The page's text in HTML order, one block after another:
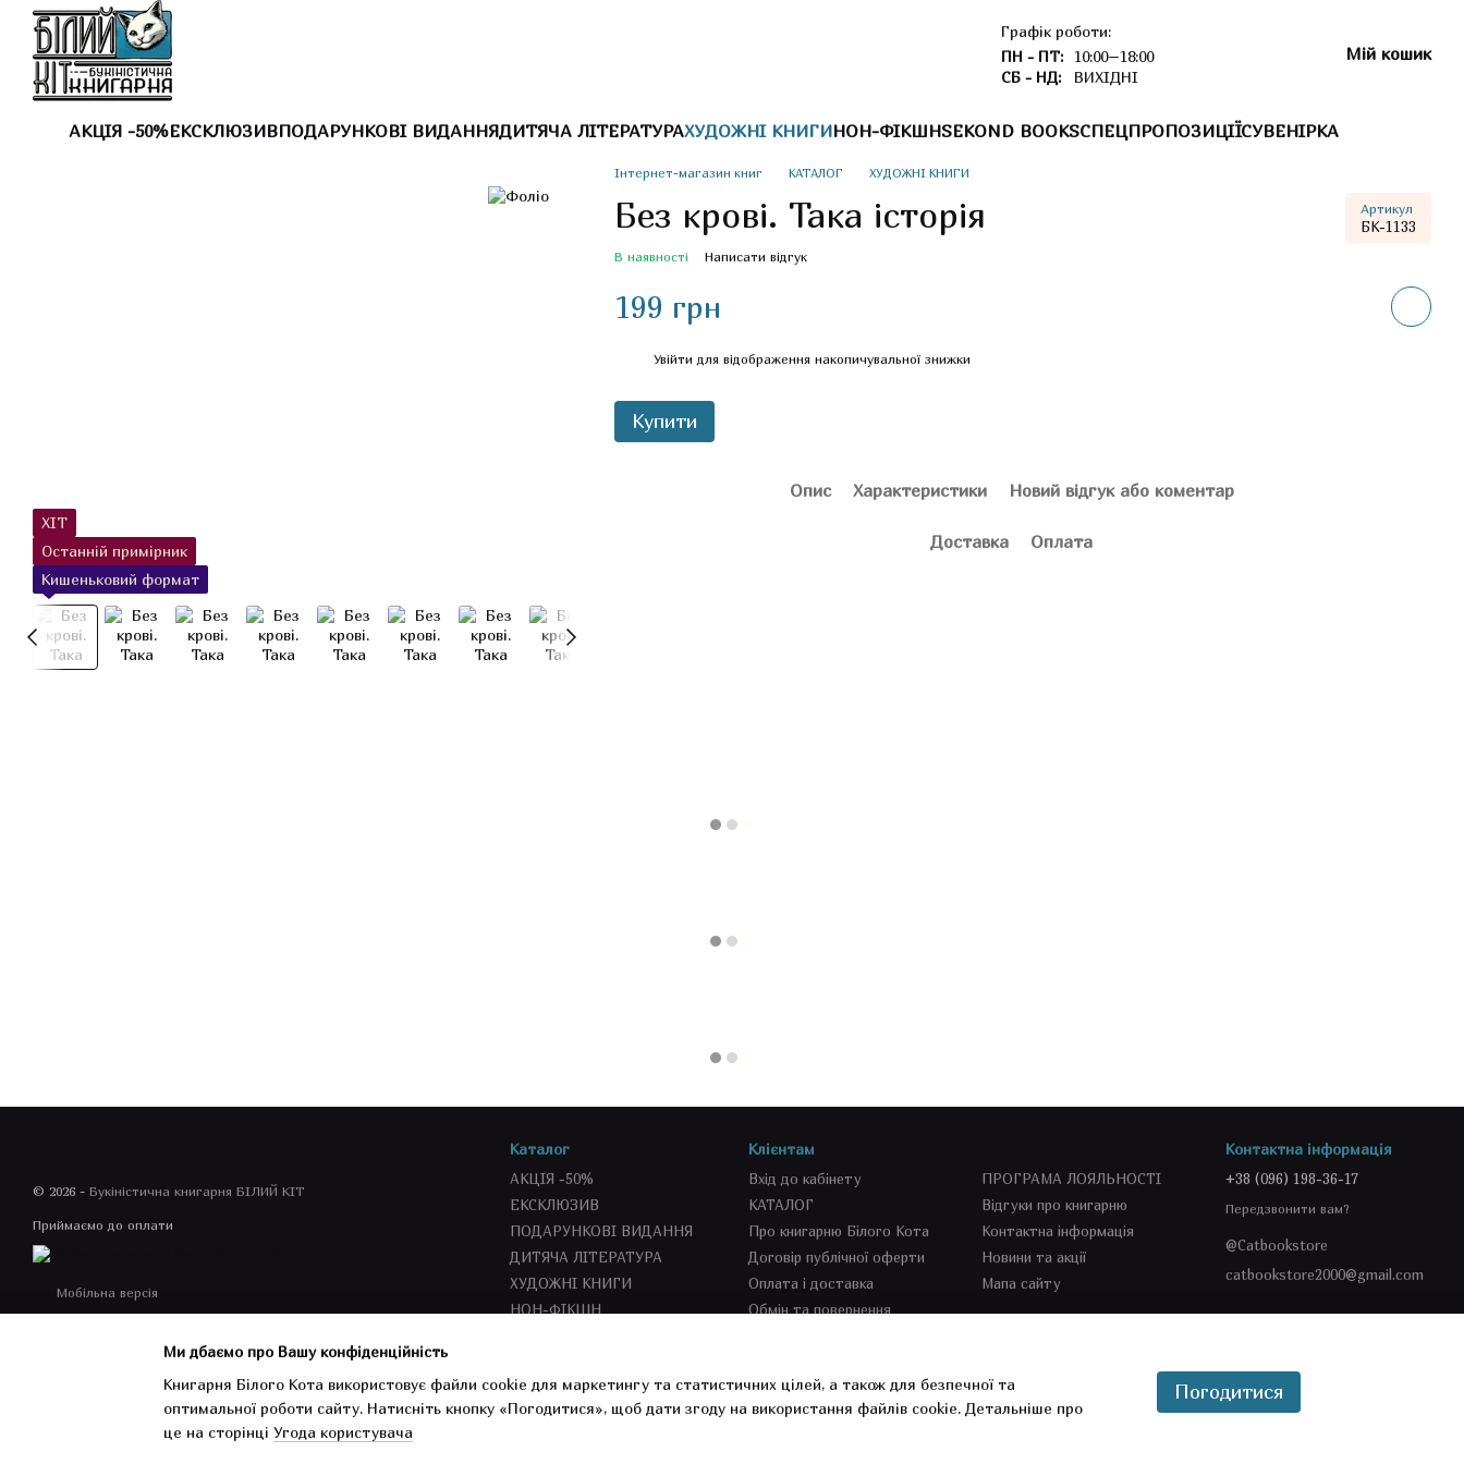
Перейти до основного контенту
Графік роботи:
ПН - ПТ: 10:00–18:00
СБ - НД:
ВИХІДНІ
Мій кошик
АКЦІЯ -50%ЕКСКЛЮЗИВПОДАРУНКОВІ ВИДАННЯДИТЯЧА ЛІТЕРАТУРАХУДОЖНІ КНИГИНОН-ФІКШНSEKOND BOOKSСПЕЦПРОПОЗИЦІЇСУВЕНІРКА
ХІТ
Останній примірник
Кишеньковий формат
Інтернет-магазин книг КАТАЛОГ ХУДОЖНІ КНИГИ
Без кровi. Така iсторiя Артикул
БК-1133
В наявності Написати відгук
199 грн
Увійти для відображення накопичувальної знижки
Купити
Опис Характеристики Новий відгук або коментар
Доставка Оплата
© 2026 - Букіністична книгарня БІЛИЙ КІТ
Приймаємо до оплати
Мобільна версія
Інтернет-магазин створений з Хорошоп
Каталог
АКЦІЯ -50%
ЕКСКЛЮЗИВ
ПОДАРУНКОВІ ВИДАННЯ
ДИТЯЧА ЛІТЕРАТУРА
ХУДОЖНІ КНИГИ
НОН-ФІКШН
СУВЕНІРКА
Клієнтам
Вхід до кабінету
КАТАЛОГ
Про книгарню Білого Кота
Договір публічної оферти
Оплата і доставка
Обмін та повернення
ПРОГРАМА ЛОЯЛЬНОСТІ
Відгуки про книгарню
Контактна інформація
Новини та акції
Мапа сайту
Контактна інформація
+38 (096) 198-36-17
Передзвонити вам?
@Catbookstore
catbookstore2000@gmail.com
Ми дбаємо про Вашу конфіденційність
Книгарня Білого Кота використовує файли cookie для маркетингу та статистичних цілей, а також для безпечної та
оптимальної роботи сайту. Натисніть кнопку «Погодитися», щоб дати згоду на використання файлів cookie. Детальніше про
це на сторінці Угода користувача
Погодитися